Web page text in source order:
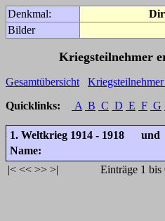
Denkmal:
Bilder
Kriegsteilnehmer
Gesamtübersicht
Quicklinks:
A B C D E F G
1. Weltkrieg 1914 - 1918 und
Name:
|< << >> >| Einträge 1 bis